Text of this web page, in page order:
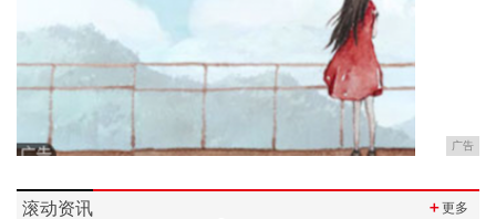
广告
滚动资讯 ＋更多